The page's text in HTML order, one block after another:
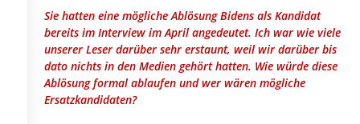
Sie hatten eine mögliche Ablösung Bidens als Kandidat
bereits im Interview im April angedeutet. Ich war wie viele
unserer Leser darüber sehr erstaunt, weil wir darüber bis
dato nichts in den Medien gehört hatten. Wie würde diese
Ablösung formal ablaufen und wer wären mögliche
Ersatzkandidaten?